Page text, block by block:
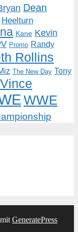
Dean
Heelturn
Kane Kevin
Promo Randy
Rollins
The New Day Tony
Vince
WWE
GeneratePress